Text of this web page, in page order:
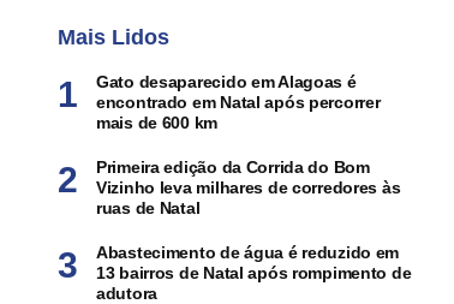
Mais Lidos
Gato desaparecido em Alagoas é
encontrado em Natal após percorrer
mais de 600 km
Primeira edição da Corrida do Bom
Vizinho leva milhares de corredores às
ruas de Natal
Abastecimento de água é reduzido em
13 bairros de Natal após rompimento de
adutora